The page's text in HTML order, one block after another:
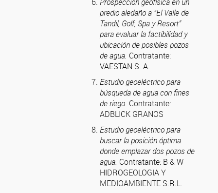
predio aledaño a “El Valle de
Tandil, Golf, Spa y Resort”
para evaluar la factibilidad y
ubicación de posibles pozos
de agua. Contratante:
VAESTAN S. A.
Estudio geoeléctrico para
búsqueda de agua con fines
de riego. Contratante:
ADBLICK GRANOS
Estudio geoeléctrico para
buscar la posición óptima
donde emplazar dos pozos de
agua. Contratante: B & W
HIDROGEOLOGIA Y
MEDIOAMBIENTE S.R.L.